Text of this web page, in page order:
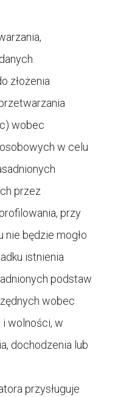
złożenia
wobec
w celu
przez
przy
będzie mogło
istnienia
podstaw
wobec
wolności, w
dochodzenia lub
przysługuje